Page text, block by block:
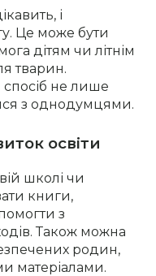
і
Це може бути
дітям чи літнім
тварин.
не лише
з однодумцями.
освіти
школі чи
книги,
з
Також можна
родин,
матеріалами.